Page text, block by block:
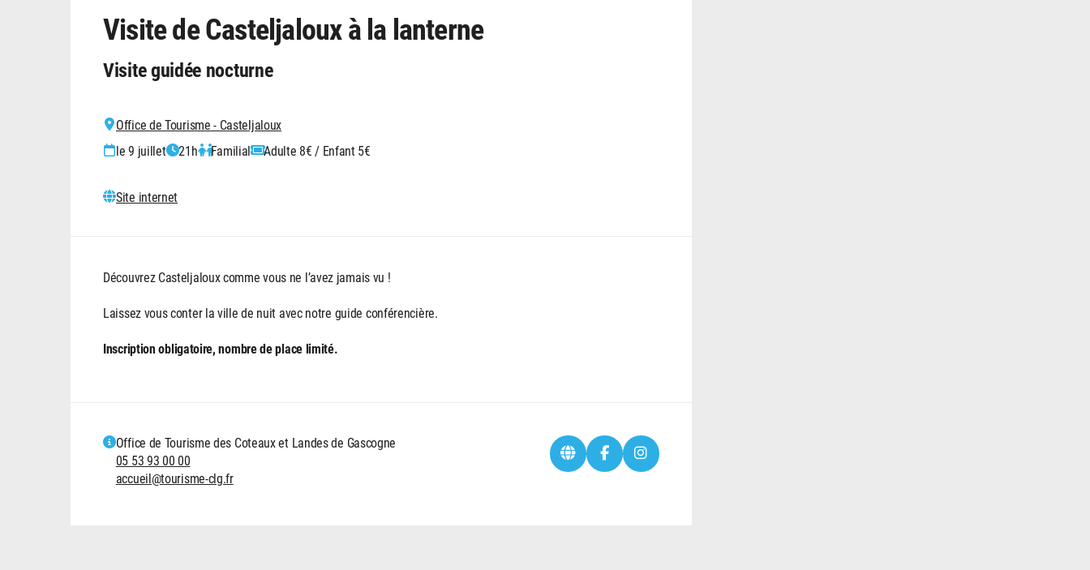
Visite de Casteljaloux à la lanterne
Visite guidée nocturne
Office de Tourisme - Casteljaloux
le 9 juillet
21h Familial Adulte 8€ / Enfant 5€
Site internet
Découvrez Casteljaloux comme vous ne l’avez jamais vu !
Laissez vous conter la ville de nuit avec notre guide conférencière.
Inscription obligatoire, nombre de place limité.
Office de Tourisme des Coteaux et Landes de Gascogne
05 53 93 00 00
accueil@tourisme-clg.fr